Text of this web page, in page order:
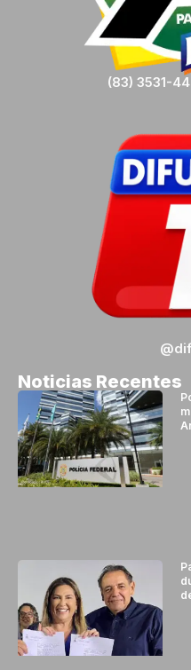
(83) 3531-
Noticias Recentes